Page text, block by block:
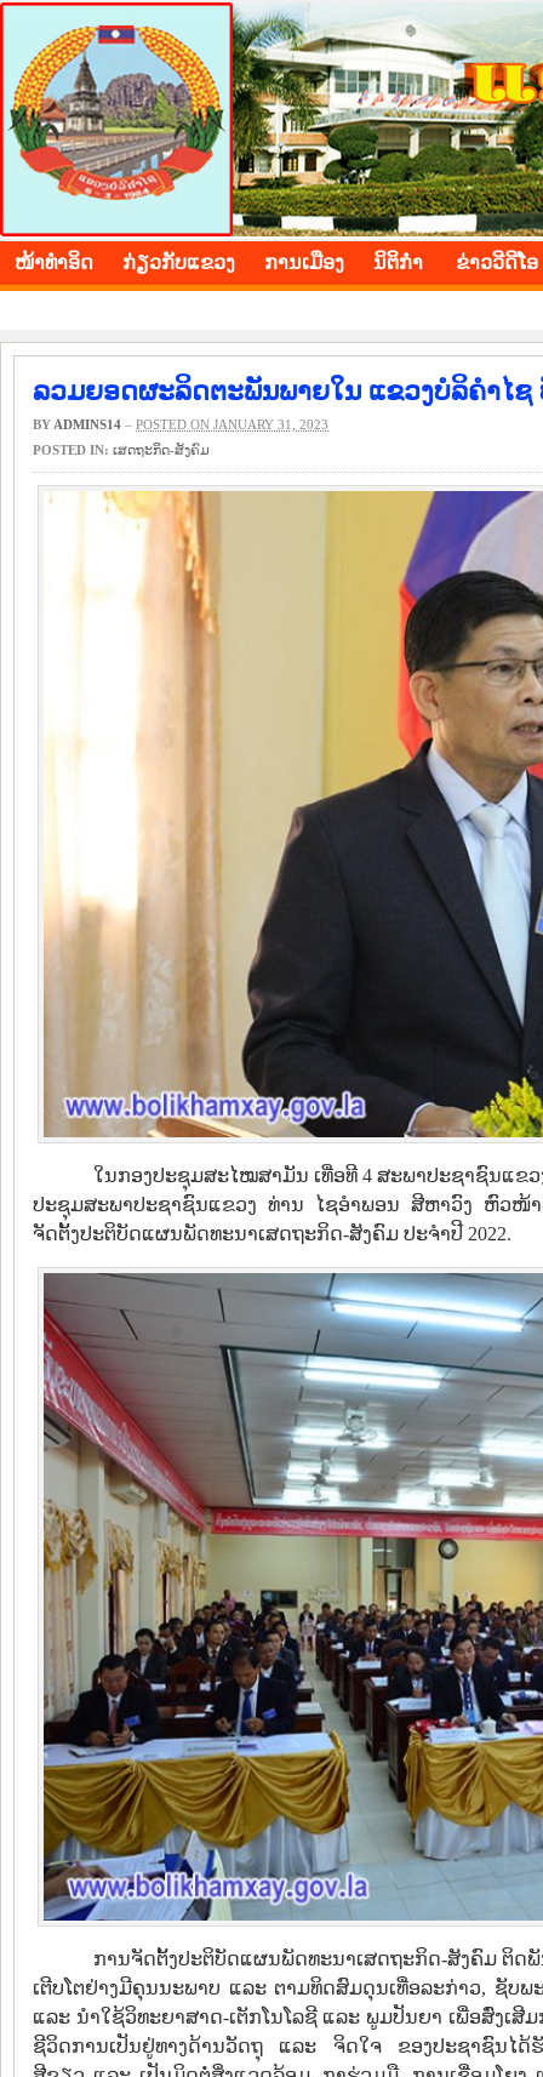
BOLIKHAMXAY PROVINCE
ໜ້າ​ທຳ​ອິດ ​ກ່ຽວ​ກັບ​ແຂວງ ​ການ​ເມືອງ ນິ​ຕິ​ກຳ ຂ່າວ​ວີ​ດີ​ໂອ
ລວມຍອດຜະລິດຕະພັນພາຍໃນ ແຂວງບໍລິຄຳໄຊ
BY ADMINS14 – POSTED ON JANUARY 31, 2023
POSTED IN: ​ເສດ​ຖະ​ກິດ-ສັງ​ຄົມ
ໃນກອງປະຊຸມສະໄໝສາມັນ ເທື່ອທີ 4 ສະພາປະຊາຊົນແຂວ
ປະຊຸມສະພາປະຊາຊົນແຂວງ ທ່ານ ໄຊອໍາພອນ ສີຫາວົງ ຫົວໜ້
ຈັດຕັ້ງປະຕິບັດແຜນພັດທະນາເສດຖະກິດ-ສັງຄົມ ປະຈໍາປີ 2022.
ການຈັດຕັ້ງປະຕິບັດແຜນພັດທະນາເສດຖະກິດ-ສັງຄົມ ຕິດ
ເຕີບໂຕຢ່າງມີຄຸນນະພາບ ແລະ ຕາມທິດສົມດຸນເທື່ອລະກ່າວ, ຊັ
ແລະ ນໍາໃຊ້ວິທະຍາສາດ-ເຕັກໂນໂລຊີ ແລະ ພູມປັນຍາ ເພື່ອສົ່ງ
ຊີວິດການເປັນຢູ່ທາງດ້ານວັດຖຸ ແລະ ຈິດໃຈ ຂອງປະຊາຊົນໄດ້